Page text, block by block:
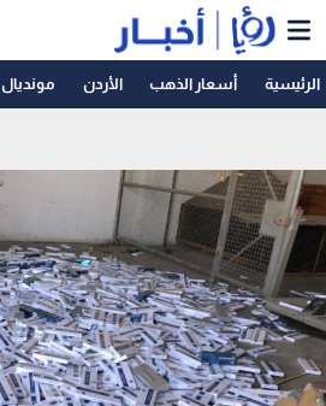
الرئيسية أسعار الذهب الأردن مونديال 2026